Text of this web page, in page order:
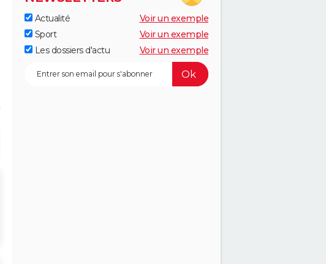
Actualité
Voir un exemple
Sport
Voir un exemple
Les dossiers d'actu
Voir un exemple